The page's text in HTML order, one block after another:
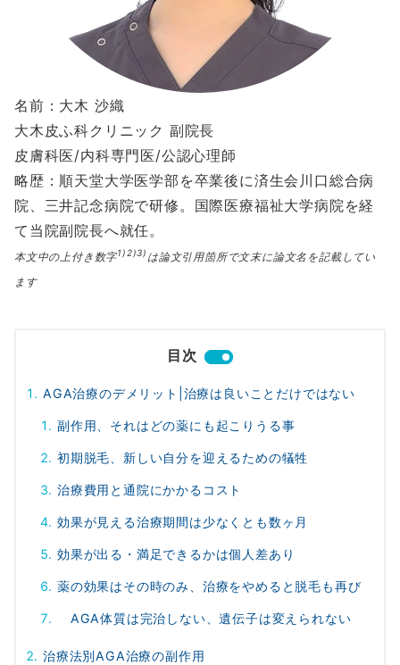
名前：大木 沙織
大木皮ふ科クリニック 副院長
皮膚科医/内科専門医/公認心理師
略歴：順天堂大学医学部を卒業後に済生会川口総合病
院、三井記念病院で研修。国際医療福祉大学病院を経
て当院副院長へ就任。
本文中の上付き数字1)2)3) は論文引用箇所で文末に論文名を記載してい
ます
目次
AGA治療のデメリット|治療は良いことだけではない
副作用、それはどの薬にも起こりうる事
初期脱毛、新しい自分を迎えるための犠牲
治療費用と通院にかかるコスト
効果が見える治療期間は少なくとも数ヶ月
効果が出る・満足できるかは個人差あり
薬の効果はその時のみ、治療をやめると脱毛も再び
AGA体質は完治しない、遺伝子は変えられない
治療法別AGA治療の副作用